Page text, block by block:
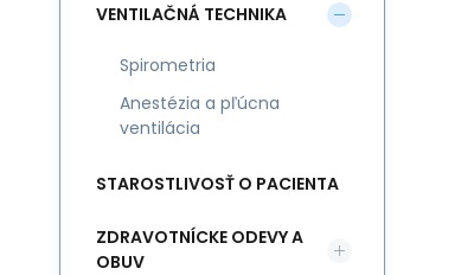
VENTILAČNÁ TECHNIKA
Spirometria
Anestézia a pľúcna
ventilácia
STAROSTLIVOSŤ O PACIENTA
ZDRAVOTNÍCKE ODEVY A
OBUV